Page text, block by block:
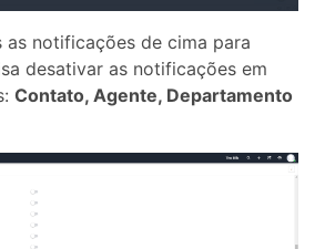
as notificações de cima para
desativar as notificações em
Contato, Agente, Departamento